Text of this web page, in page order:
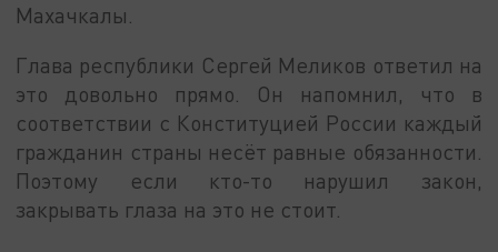
Махачкалы.
Глава республики Сергей Меликов ответил на
это довольно прямо. Он напомнил, что в
соответствии с Конституцией России каждый
гражданин страны несёт равные обязанности.
Поэтому если кто-то нарушил закон,
закрывать глаза на это не стоит.